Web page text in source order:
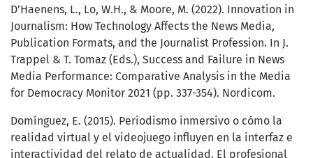
D’Haenens, L., Lo, W.H., & Moore, M. (2022). Innovation in
Journalism: How Technology Affects the News Media,
Publication Formats, and the Journalist Profession. In J.
Trappel & T. Tomaz (Eds.), Success and Failure in News
Media Performance: Comparative Analysis in the Media
for Democracy Monitor 2021 (pp. 337-354). Nordicom.
Domínguez, E. (2015). Periodismo inmersivo o cómo la
realidad virtual y el videojuego influyen en la interfaz e
interactividad del relato de actualidad. El profesional